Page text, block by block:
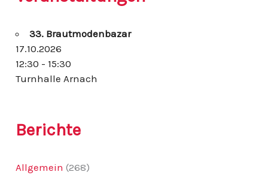
a
c
h
33. Brautmodenbazar
17.10.2026
12:30 - 15:30
Turnhalle Arnach
Berichte
Allgemein (268)